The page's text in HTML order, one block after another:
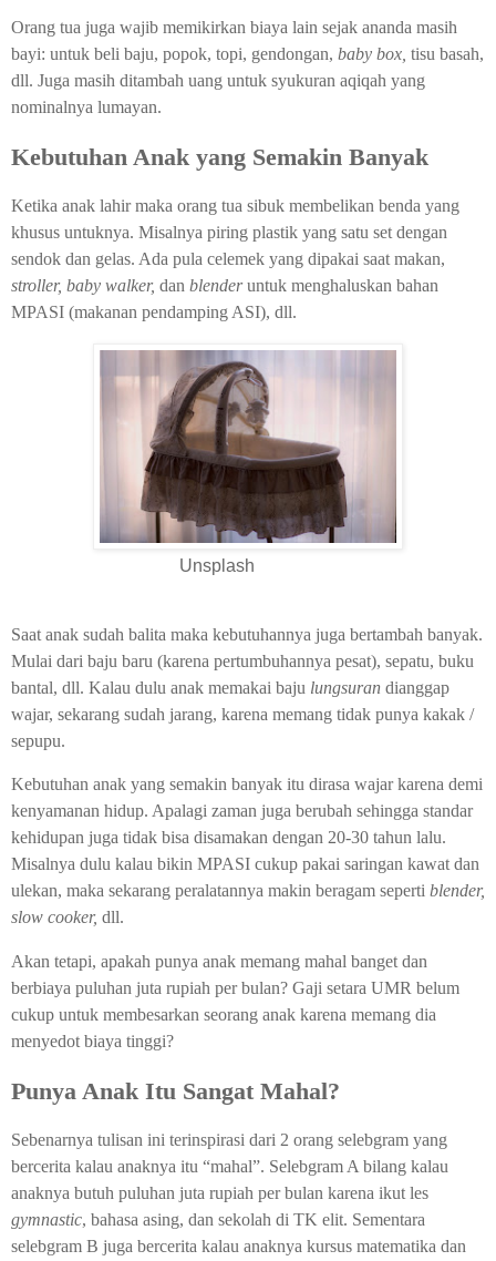
Orang tua juga wajib memikirkan biaya lain sejak ananda masih
bayi: untuk beli baju, popok, topi, gendongan, baby box, tisu basah,
dll. Juga masih ditambah uang untuk syukuran aqiqah yang
nominalnya lumayan.
Kebutuhan Anak yang Semakin Banyak
Ketika anak lahir maka orang tua sibuk membelikan benda yang
khusus untuknya. Misalnya piring plastik yang satu set dengan
sendok dan gelas. Ada pula celemek yang dipakai saat makan,
stroller, baby walker, dan blenderuntuk menghaluskan bahan
MPASI (makanan pendamping ASI), dll.
Unsplash
Saat anak sudah balita maka kebutuhannya juga bertambah banyak.
Mulai dari baju baru (karena pertumbuhannya pesat), sepatu, buku
bantal, dll. Kalau dulu anak memakai baju lungsuran dianggap
wajar, sekarang sudah jarang, karena memang tidak punya kakak /
sepupu.
Kebutuhan anak yang semakin banyak itu dirasa wajar karena demi
kenyamanan hidup. Apalagi zaman juga berubah sehingga standar
kehidupan juga tidak bisa disamakan dengan 20-30 tahun lalu.
Misalnya dulu kalau bikin MPASI cukup pakai saringan kawat dan
ulekan, maka sekarang peralatannya makin beragam seperti blender,
slow cooker, dll.
Akan tetapi, apakah punya anak memang mahal banget dan
berbiaya puluhan juta rupiah per bulan? Gaji setara UMR belum
cukup untuk membesarkan seorang anak karena memang dia
menyedot biaya tinggi?
Punya Anak Itu Sangat Mahal?
Sebenarnya tulisan ini terinspirasi dari 2 orang selebgram yang
bercerita kalau anaknya itu “mahal”. Selebgram A bilang kalau
anaknya butuh puluhan juta rupiah per bulan karena ikut les
gymnastic, bahasa asing, dan sekolah di TK elit. Sementara
selebgram B juga bercerita kalau anaknya kursus matematika dan